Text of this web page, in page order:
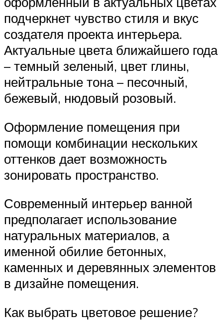
подчеркнет чувство стиля и вкус
создателя проекта интерьера.
Актуальные цвета ближайшего года
– темный зеленый, цвет глины,
нейтральные тона – песочный,
бежевый, нюдовый розовый.
Оформление помещения при
помощи комбинации нескольких
оттенков дает возможность
зонировать пространство.
Современный интерьер ванной
предполагает использование
натуральных материалов, а
именной обилие бетонных,
каменных и деревянных элементов
в дизайне помещения.
Как выбрать цветовое решение?